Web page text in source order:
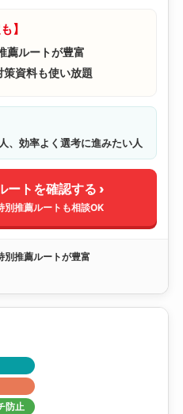
】
薦ルートが豊富
策資料も使い放題
、効率よく選考に進みたい人
ートを確認する ›
別推薦ルートも相談OK
別推薦ルートが豊富
防止